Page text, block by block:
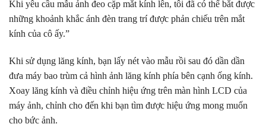
Khi yêu cầu mẫu ảnh đeo cặp mắt kính lên, tôi đã có thể bắt được
những khoảnh khắc ánh đèn trang trí được phản chiếu trên mắt
kính của cô ấy.”
Khi sử dụng lăng kính, bạn lấy nét vào mẫu rồi sau đó dần dần
đưa máy bao trùm cả hình ảnh lăng kính phía bên cạnh ống kính.
Xoay lăng kính và điều chỉnh hiệu ứng trên màn hình LCD của
máy ảnh, chỉnh cho đến khi bạn tìm được hiệu ứng mong muốn
cho bức ảnh.